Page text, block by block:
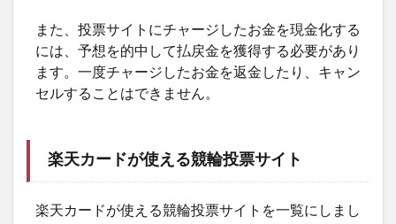
また、投票サイトにチャージしたお金を現金化する
には、予想を的中して払戻金を獲得する必要があり
ます。一度チャージしたお金を返金したり、キャン
セルすることはできません。
楽天カードが使える競輪投票サイト
楽天カードが使える競輪投票サイトを一覧にしまし